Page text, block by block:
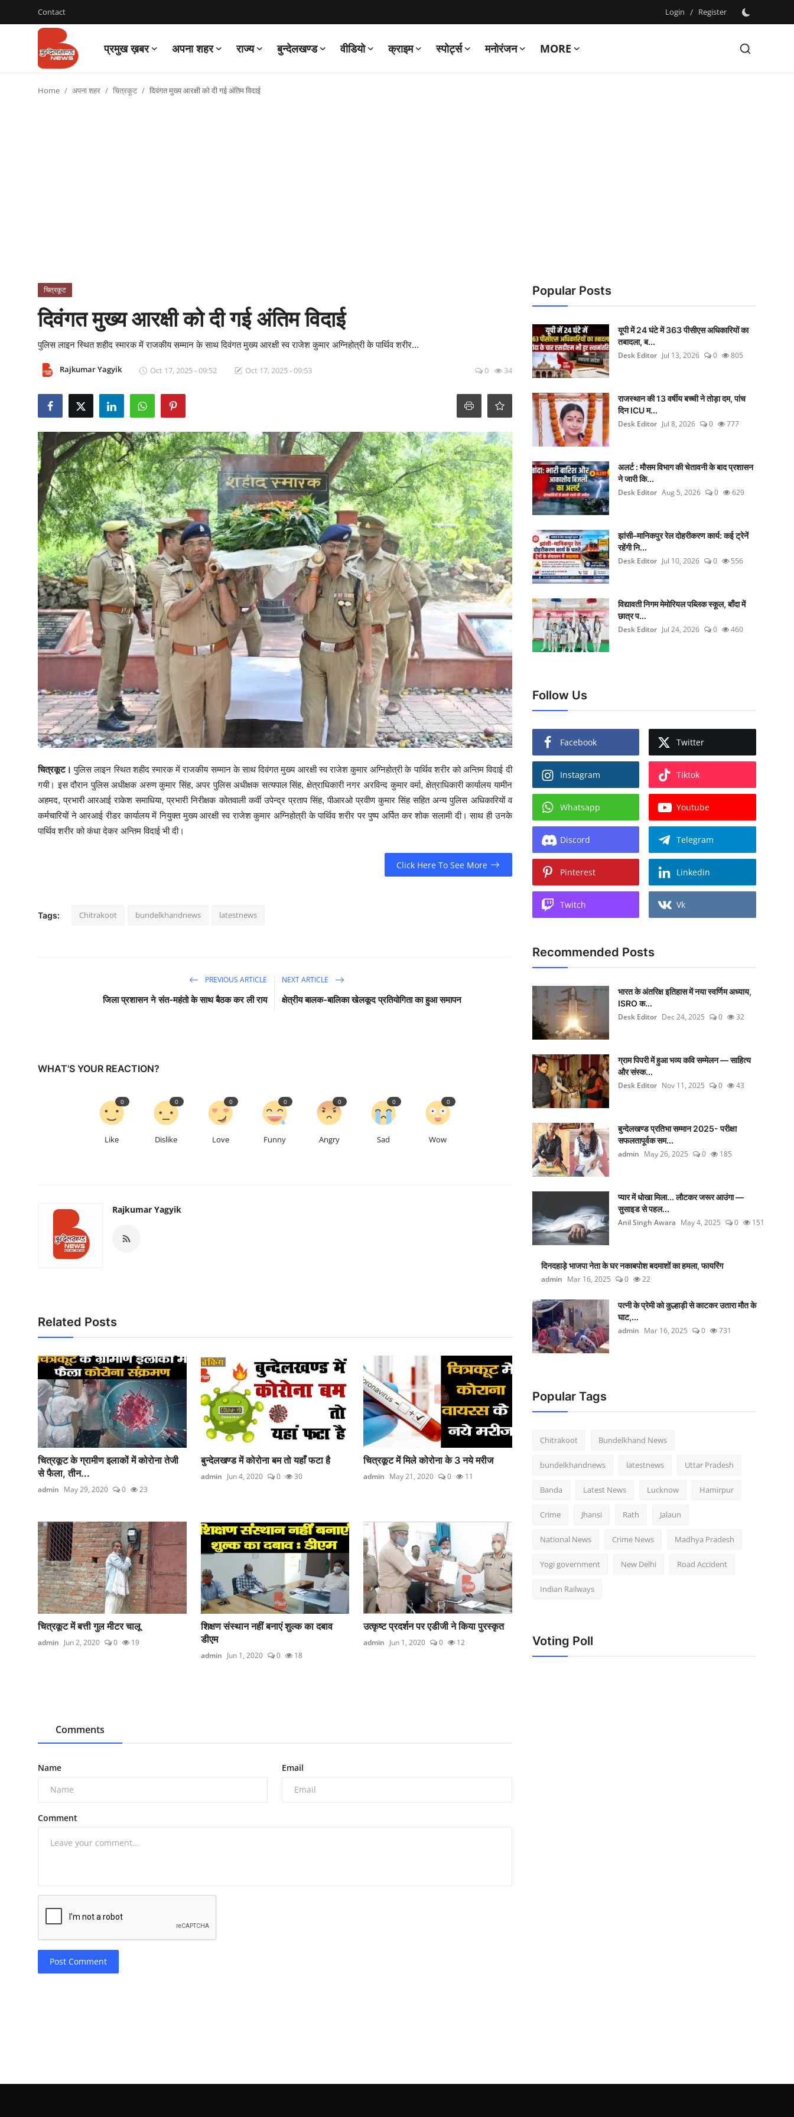
Contact Login / Register
प्रमुख ख़बर अपना शहर राज्य बुन्देलखण्ड वीडियो क्राइम स्पोर्ट्स मनोरंजन MORE
Login
Home अपना शहर चित्रकूट दिवंगत मुख्य आरक्षी को दी गई अंतिम विदाई
चित्रकूट
दिवंगत मुख्य आरक्षी को दी गई अंतिम विदाई
पुलिस लाइन स्थित शहीद स्मारक में राजकीय सम्मान के साथ दिवंगत मुख्य आरक्षी स्व राजेश कुमार अग्निहोत्री के पार्थिव शरीर...
Rajkumar Yagyik Oct 17, 2025 - 09:52 Oct 17, 2025 - 09:53 0 34
चित्रकूट। पुलिस लाइन स्थित शहीद स्मारक में राजकीय सम्मान के साथ दिवंगत मुख्य आरक्षी स्व राजेश कुमार अग्निहोत्री के पार्थिव शरीर को अन्तिम विदाई दी
गयी। इस दौरान पुलिस अधीक्षक अरुण कुमार सिंह, अपर पुलिस अधीक्षक सत्यपाल सिंह, क्षेत्राधिकारी नगर अरविन्द कुमार वर्मा, क्षेत्राधिकारी कार्यालय यामीन
अहमद, प्रभारी आरआई राकेश समाधिया, प्रभारी निरीक्षक कोतवाली कर्वी उपेन्द्र प्रताप सिंह, पीआरओ प्रवीण कुमार सिंह सहित अन्य पुलिस अधिकारियों व
कर्मचारियों ने आरआई रीडर कार्यालय में नियुक्त मुख्य आरक्षी स्व राजेश कुमार अग्निहोत्री के पार्थिव शरीर पर पुष्प अर्पित कर शोक सलामी दी। साथ ही उनके
पार्थिव शरीर को कंधा देकर अन्तिम विदाई भी दी।
Click Here To See More
Tags: Chitrakoot bundelkhandnews latestnews
PREVIOUS ARTICLE
जिला प्रशासन ने संत-महंतो के साथ बैठक कर ली राय
NEXT ARTICLE
क्षेत्रीय बालक-बालिका खेलकूद प्रतियोगिता का हुआ समापन
WHAT'S YOUR REACTION?
Like
0
Dislike
0
Love
0
Funny
0
Angry
0
Sad
0
Wow
0
Rajkumar Yagyik
Related Posts
चित्रकूट के ग्रामीण इलाकों में कोरोना तेजी
से फैला, तीन...
admin May 29, 2020 0 23
बुन्देलखण्ड में कोरोना बम तो यहाँ फटा है
admin Jun 4, 2020 0 30
चित्रकूट में मिले कोरोना के 3 नये मरीज
admin May 21, 2020 0 11
चित्रकूट में बत्ती गुल मीटर चालू
admin Jun 2, 2020 0 19
शिक्षण संस्थान नहीं बनाएं शुल्क का दबाव
डीएम
admin Jun 1, 2020 0 18
उत्कृष्ट प्रदर्शन पर एडीजी ने किया पुरस्कृत
admin Jun 1, 2020 0 12
Comments
Name Email
Comment
Post Comment
Popular Posts
यूपी में 24 घंटे में 363 पीसीएस अधिकारियों का
तबादला, ब...
Desk Editor Jul 13, 2026 0 805
राजस्थान की 13 वर्षीय बच्ची ने तोड़ा दम, पांच
दिन ICU म...
Desk Editor Jul 8, 2026 0 777
अलर्ट : मौसम विभाग की चेतावनी के बाद प्रशासन
ने जारी कि...
Desk Editor Aug 5, 2026 0 629
झांसी–मानिकपुर रेल दोहरीकरण कार्य: कई ट्रेनें
रहेंगी नि...
Desk Editor Jul 10, 2026 0 556
विद्यावती निगम मेमोरियल पब्लिक स्कूल, बाँदा में
छात्र प...
Desk Editor Jul 24, 2026 0 460
Follow Us
Facebook Twitter
Instagram Tiktok
Whatsapp Youtube
Discord Telegram
Pinterest Linkedin
Twitch Vk
Recommended Posts
भारत के अंतरिक्ष इतिहास में नया स्वर्णिम अध्याय,
ISRO क...
Desk Editor Dec 24, 2025 0 32
ग्राम पिपरी में हुआ भव्य कवि सम्मेलन — साहित्य
और संस्क...
Desk Editor Nov 11, 2025 0 43
बुन्देलखण्ड प्रतिभा सम्मान 2025- परीक्षा
सफलतापूर्वक सम...
admin May 26, 2025 0 185
प्यार में धोखा मिला... लौटकर जरूर आउंगा —
सुसाइड से पहल...
Anil Singh Awara May 4, 2025 0 151
दिनदहाड़े भाजपा नेता के घर नकाबपोश बदमाशों का हमला, फायरिंग
admin Mar 16, 2025 0 22
पत्नी के प्रेमी को कुल्हाड़ी से काटकर उतारा मौत के
घाट,...
admin Mar 16, 2025 0 731
Popular Tags
Chitrakoot Bundelkhand News
bundelkhandnews latestnews Uttar Pradesh
Banda Latest News Lucknow Hamirpur
Crime Jhansi Rath Jalaun
National News Crime News Madhya Pradesh
Yogi government New Delhi Road Accident
Indian Railways
Voting Poll